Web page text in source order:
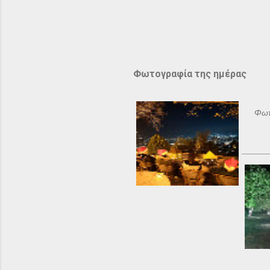
Φωτογραφία της ημέρας